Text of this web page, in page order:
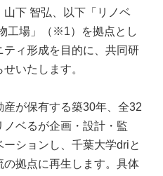
下 智弘、以下「リノベ
工場」（※1）を拠点とし
ィ形成を目的に、共同研
いたします。
が保有する築30年、全32
ノベるが企画・設計・監
ションし、千葉大学driと
拠点に再生します。具体